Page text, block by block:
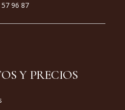
96 87
Y PRECIOS